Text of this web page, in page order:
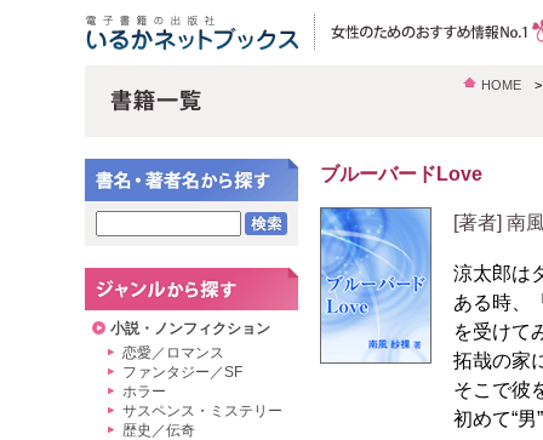
HOME
ブルーバードLove
[著者] 南
涼太郎は
ある時、
を受けて
拓哉の家
そこで彼
初めて“
小説・ノンフィクション
恋愛／ロマンス
ファンタジー／SF
ホラー
サスペンス・ミステリー
歴史／伝奇